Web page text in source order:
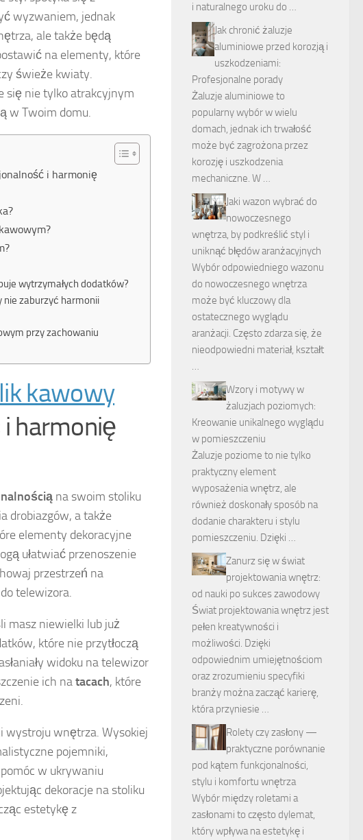
wyzwaniem, jednak
ale także będą
na elementy, które
świeże kwiaty.
się nie tylko atrakcyjnym
w Twoim domu.
i harmonię
wytrzymałych dodatków?
nie zaburzyć harmonii
przy zachowaniu
kawowy
harmonię
na swoim stoliku
drobiazgów, a także
elementy dekoracyjne
ułatwiać przenoszenie
przestrzeń na
telewizora.
masz niewielki lub już
które nie przytłoczą
widoku na telewizor
ich natacach, które
wystroju wnętrza. Wysokiej
pojemniki,
w ukrywaniu
dekoracje na stoliku
estetykę z
i naturalnego uroku do …
Jak chronić żaluzje
aluminiowe przed korozją i
uszkodzeniami:
Profesjonalne porady
Żaluzje aluminiowe to
popularny wybór w wielu
domach, jednak ich trwałość
może być zagrożona przez
korozję i uszkodzenia
mechaniczne. W …
Jaki wazon wybrać do
nowoczesnego
wnętrza, by podkreślić styl i
uniknąć błędów aranżacyjnych
Wybór odpowiedniego wazonu
do nowoczesnego wnętrza
może być kluczowy dla
ostatecznego wyglądu
aranżacji. Często zdarza się, że
nieodpowiedni materiał, kształt
…
Wzory i motywy w
żaluzjach poziomych:
Kreowanie unikalnego wyglądu
w pomieszczeniu
Żaluzje poziome to nie tylko
praktyczny element
wyposażenia wnętrz, ale
również doskonały sposób na
dodanie charakteru i stylu
pomieszczeniu. Dzięki …
Zanurz się w świat
projektowania wnętrz:
od nauki po sukces zawodowy
Świat projektowania wnętrz jest
pełen kreatywności i
możliwości. Dzięki
odpowiednim umiejętnościom
oraz zrozumieniu specyfiki
branży można zacząć karierę,
która przyniesie …
Rolety czy zasłony —
praktyczne porównanie
pod kątem funkcjonalności,
stylu i komfortu wnętrza
Wybór między roletami a
zasłonami to często dylemat,
który wpływa na estetykę i